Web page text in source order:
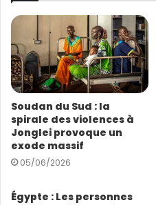
r
e
d
r
e
s
s
e
E
m
a
l
Soudan du Sud : la
spirale des violences à
Jonglei provoque un
exode massif
05/06/2026
Égypte : Les personnes